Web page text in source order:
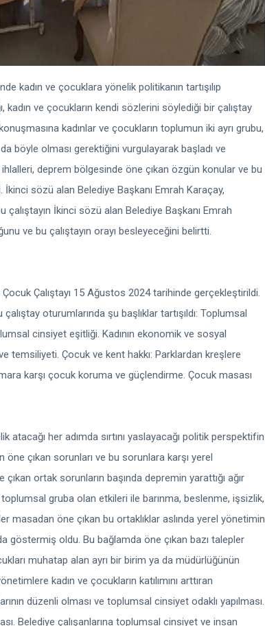
kadın ve çocuklara yönelik politikanın tartışılıp
kadın ve çocukların kendi sözlerini söylediği bir çalıştay
kadınlar ve çocukların toplumun iki ayrı grubu,
böyle olması gerektiğini vurgulayarak başladı ve
deprem bölgesinde öne çıkan özgün konular ve bu
sözü alan Belediye Başkanı Emrah Karaçay,
İkinci sözü alan Belediye Başkanı Emrah
ve bu çalıştayın orayı besleyeceğini belirtti.
Çalıştayı 15 Ağustos 2024 tarihinde gerçekleştirildi.
oturumlarında şu başlıklar tartışıldı: Toplumsal
cinsiyet eşitliği. Kadının ekonomik ve sosyal
temsiliyeti. Çocuk ve kent hakkı: Parklardan kreşlere
karşı çocuk koruma ve güçlendirme. Çocuk masası
atacağı her adımda sırtını yaslayacağı politik perspektifin
öne çıkan sorunları ve bu sorunlara karşı yerel
ortak sorunların başında depremin yarattığı ağır
gruba olan etkileri ile barınma, beslenme, işsizlik,
masadan öne çıkan bu ortaklıklar aslında yerel yönetimin
göstermiş oldu. Bu bağlamda öne çıkan bazı talepler
muhatap alan ayrı bir birim ya da müdürlüğünün
kadın ve çocukların katılımını arttıran
düzenli olması ve toplumsal cinsiyet odaklı yapılması.
Belediye çalışanlarına toplumsal cinsiyet ve insan